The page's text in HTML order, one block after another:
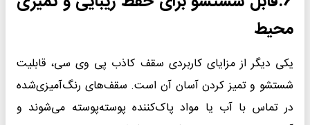
محیط
یکی دیگر از مزایای کاربردی سقف کاذب پی وی سی، قابلیت
شستشو و تمیز کردن آسان آن است. سقف‌های رنگ‌آمیزی‌شده
در تماس با آب یا مواد پاک‌کننده پوسته‌پوسته می‌شوند و